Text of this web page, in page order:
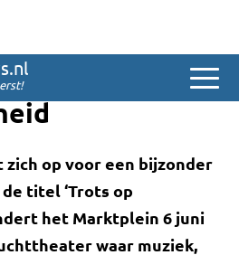
avond
en
zich op voor een bijzonder
titel ‘Trots op
het Marktplein 6 juni
waar muziek,